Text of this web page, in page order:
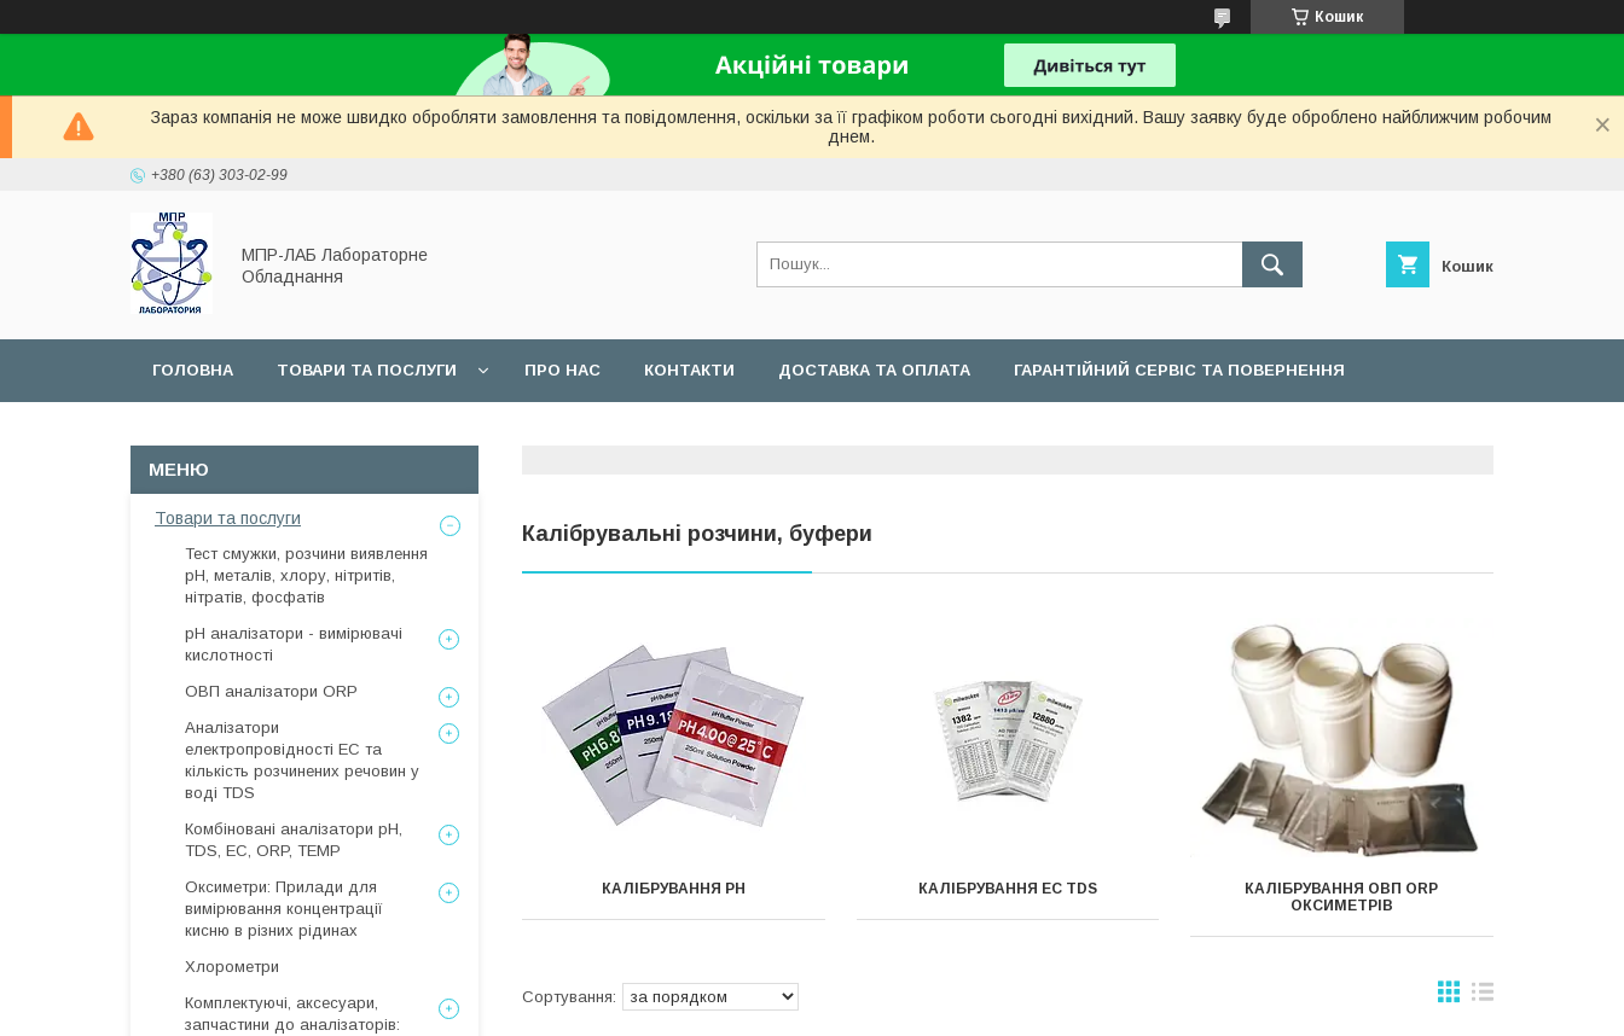
Кошик
Зараз компанія не може швидко обробляти замовлення та повідомлення, оскільки за її графіком роботи сьогодні вихідний. Вашу заявку буде оброблено найближчим робочим
днем.
+380 (63) 303-02-99
МПР-ЛАБ Лабораторне
Обладнання
Кошик
ГОЛОВНА ТОВАРИ ТА ПОСЛУГИ ПРО НАС КОНТАКТИ ДОСТАВКА ТА ОПЛАТА ГАРАНТІЙНИЙ СЕРВІС ТА ПОВЕРНЕННЯ
Калібрувальні розчини, буфери
КАЛІБРУВАННЯ РН КАЛІБРУВАННЯ EC TDS
КАЛІБРУВАННЯ ОВП ORP
ОКСИМЕТРІВ
Товари та послуги
Тест смужки, розчини виявлення
рН, металів, хлору, нітритів,
нітратів, фосфатів
рН аналізатори - вимірювачі
кислотності
ОВП аналізатори ORP
Аналізатори
електропровідності EC та
кількість розчинених речовин у
воді TDS
Комбіновані аналізатори pH,
TDS, EC, ORP, TEMP
Оксиметри: Прилади для
вимірювання концентрації
кисню в різних рідинах
Хлорометри
Комплектуючі, аксесуари,
запчастини до аналізаторів: